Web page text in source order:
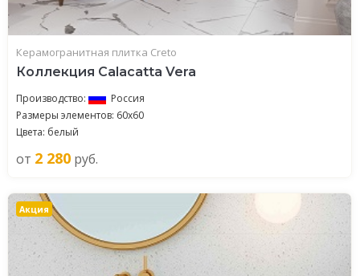
Керамогранитная плитка Creto
Коллекция Calacatta Vera
Производство:
Россия
Размеры элементов: 60x60
Цвета: белый
от 2 280 руб.
Акция